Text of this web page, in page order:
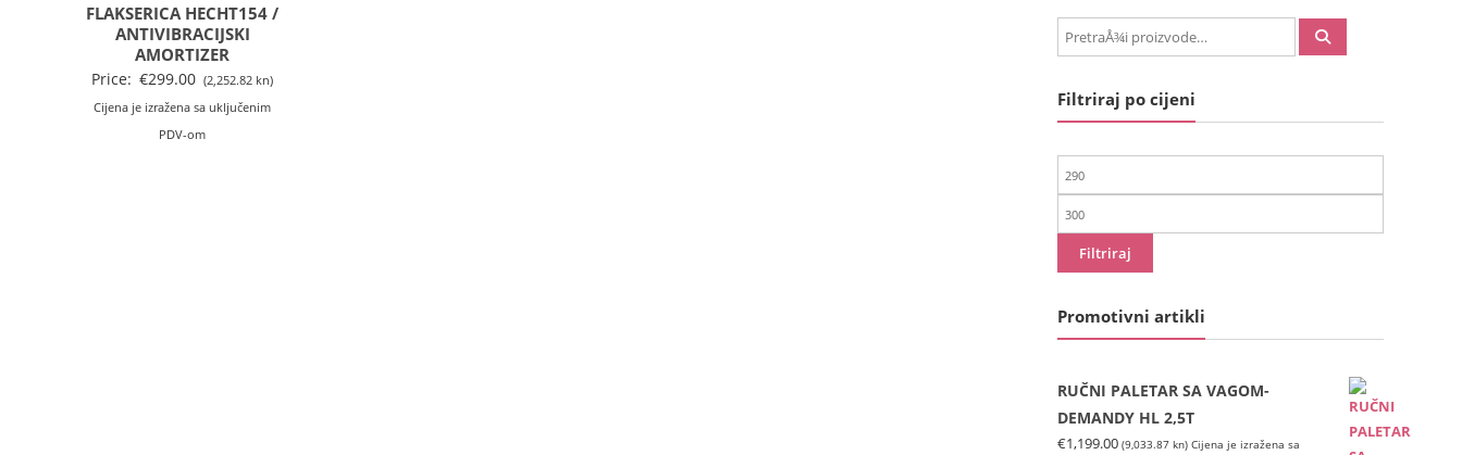
FLAKSERICA HECHT154 /
ANTIVIBRACIJSKI
AMORTIZER
Price: €299.00 (2,252.82 kn)
Cijena je izražena sa uključenim
PDV-om
PretraÅ¾i:
Filtriraj po cijeni
Min
cijena
Maks
cijena
Filtriraj
Promotivni artikli
RUČNI PALETAR SA VAGOM-
DEMANDY HL 2,5T
€1,199.00 (9,033.87 kn) Cijena je izražena sa